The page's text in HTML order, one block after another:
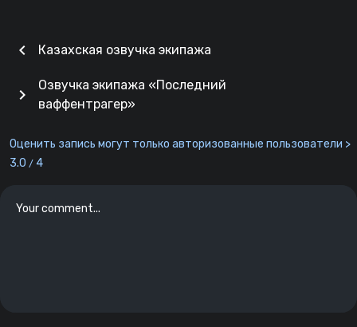
chevron_left Казахская озвучка экипажа
Озвучка экипажа «Последний
ваффентрагер»
chevron_right
Оценить запись могут только авторизованные пользователи >
3.0 / 4